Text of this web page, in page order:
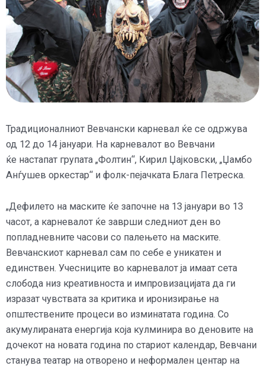
Традиционалниот Вевчански карневал ќе се одржува
од 12 до 14 јануари. На карневалот во Вевчани
ќе настапат групата „Фолтин“, Кирил Џајковски, „Џамбо
Анѓушев оркестар“ и фолк-пејачката Блага Петреска.
„Дефилето на маските ќе започне на 13 јануари во 13
часот, а карневалот ќе заврши следниот ден во
попладневните часови со палењето на маските.
Вевчанскиот карневал сам по себе е уникатен и
единствен. Учесниците во карневалот ја имаат сета
слобода низ креативноста и импровизацијата да ги
изразат чувствата за критика и иронизирање на
општествените процеси во изминатата година. Со
акумулираната енергија која кулминира во деновите на
дочекот на новата година по стариот календар, Вевчани
станува театар на отворено и неформален центар на